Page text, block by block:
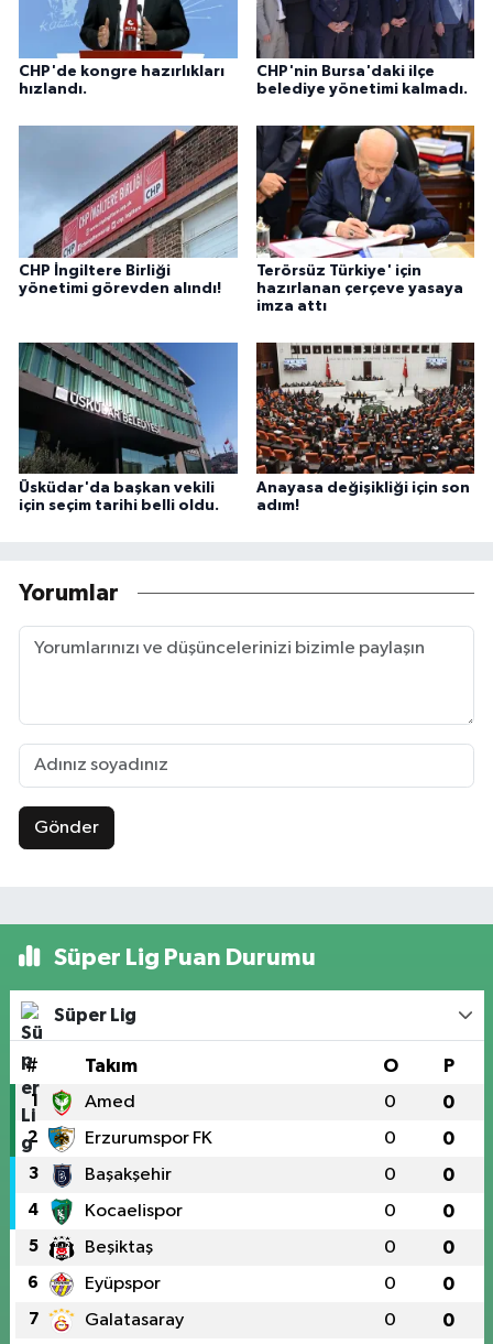
CHP'de kongre hazırlıkları
hızlandı.
CHP'nin Bursa'daki ilçe
belediye yönetimi kalmadı.
CHP İngiltere Birliği
yönetimi görevden alındı!
Terörsüz Türkiye' için
hazırlanan çerçeve yasaya
imza attı
Üsküdar'da başkan vekili
için seçim tarihi belli oldu.
Anayasa değişikliği için son
adım!
Yorumlar
Gönder
Süper Lig Puan Durumu
Süper Lig
# Takım O P
1 Amed 0 0
2 Erzurumspor FK 0 0
3 Başakşehir 0 0
4 Kocaelispor 0 0
5 Beşiktaş 0 0
6 Eyüpspor 0 0
7 Galatasaray 0 0